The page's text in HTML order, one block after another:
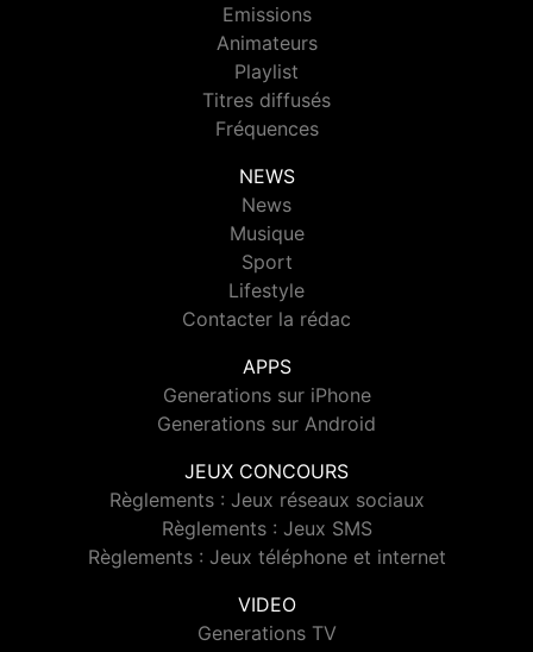
Emissions
Animateurs
Playlist
Titres diffusés
Fréquences
NEWS
News
Musique
Sport
Lifestyle
Contacter la rédac
APPS
Generations sur iPhone
Generations sur Android
JEUX CONCOURS
Règlements : Jeux réseaux sociaux
Règlements : Jeux SMS
Règlements : Jeux téléphone et internet
VIDEO
Generations TV